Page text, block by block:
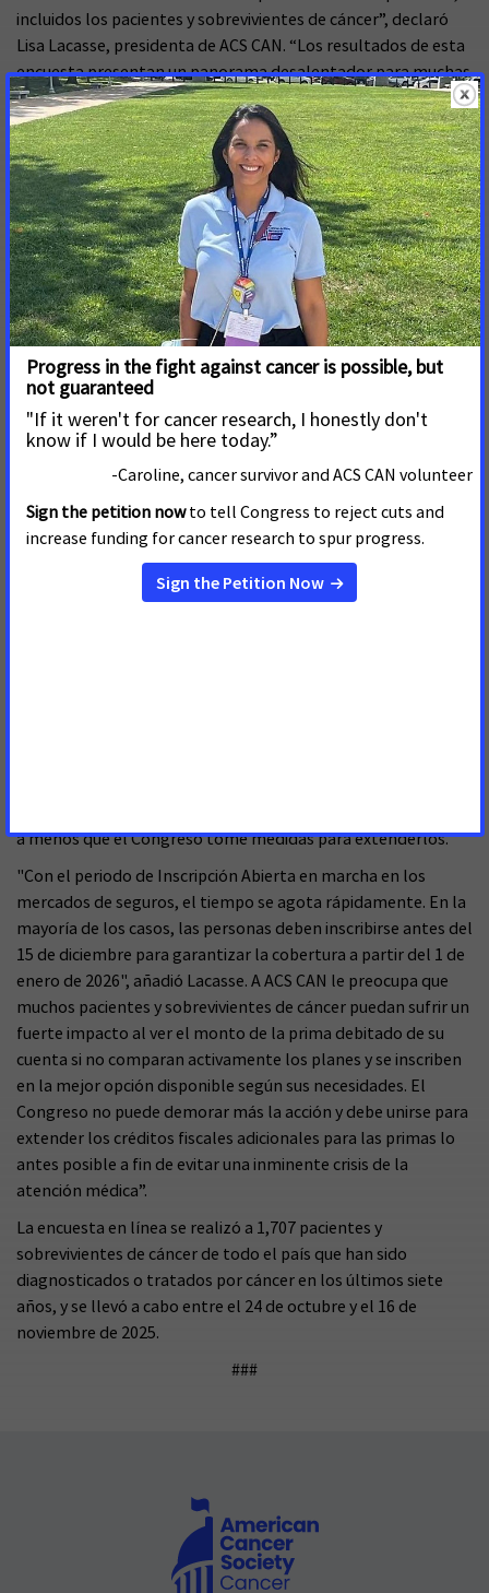
incluidos los pacientes y sobrevivientes de cáncer”, declaró
Lisa Lacasse, presidenta de ACS CAN. “Los resultados de esta
encuesta presentan un panorama desalentador para muchas
personas que enfrentan un diagnóstico de cáncer y que
corren el riesgo de perder el acceso a la atención que salva
vidas, y subrayan la necesidad urgente de que el Congreso se
una para extender los créditos fiscales adicionales para las
primas antes de que sea demasiado tarde”.
Los residentes de comunidades rurales son particularmente
propensos a afirmar que sería extremadamente difícil
obtener la atención que necesitan si los créditos expiran. Tres
cuartas partes de los residentes rurales afirman que sería
extremadamente difícil, en comparación con el 52 % de
quienes viven en zonas suburbanas.
Los encuestados también proporcionaron información sobre
las decisiones imposibles que enfrentarán los pacientes y
disparan debido a la inacción del Congreso. Una cuarta parte
(25 %) de los participantes informa que se quedaría sin
seguro o con un seguro insuficiente; el 15 % prevé renunciar
por completo a la cobertura y otro 10 % planea buscar una
cobertura médica a corto plazo más económica o planes con
a menos que el Congreso tome medidas para extenderlos.
"Con el periodo de Inscripción Abierta en marcha en los
mercados de seguros, el tiempo se agota rápidamente. En la
mayoría de los casos, las personas deben inscribirse antes del
15 de diciembre para garantizar la cobertura a partir del 1 de
enero de 2026", añadió Lacasse. A ACS CAN le preocupa que
muchos pacientes y sobrevivientes de cáncer puedan sufrir un
fuerte impacto al ver el monto de la prima debitado de su
cuenta si no comparan activamente los planes y se inscriben
en la mejor opción disponible según sus necesidades. El
Congreso no puede demorar más la acción y debe unirse para
extender los créditos fiscales adicionales para las primas lo
antes posible a fin de evitar una inminente crisis de la
atención médica”.
La encuesta en línea se realizó a 1,707 pacientes y
sobrevivientes de cáncer de todo el país que han sido
diagnosticados o tratados por cáncer en los últimos siete
años, y se llevó a cabo entre el 24 de octubre y el 16 de
noviembre de 2025.
###